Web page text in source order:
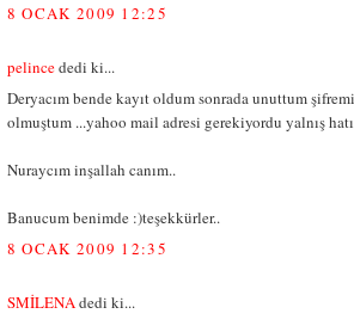
8 OCAK 2009 12:25
pelincededi ki...
Deryacım bende kayıt oldum sonrada unuttum
olmuştum ...yahoo mail adresi gerekiyordu yalnış
Nuraycım inşallah canım..
Banucum benimde :)teşekkürler..
8 OCAK 2009 12:35
SMİLENA dedi ki...